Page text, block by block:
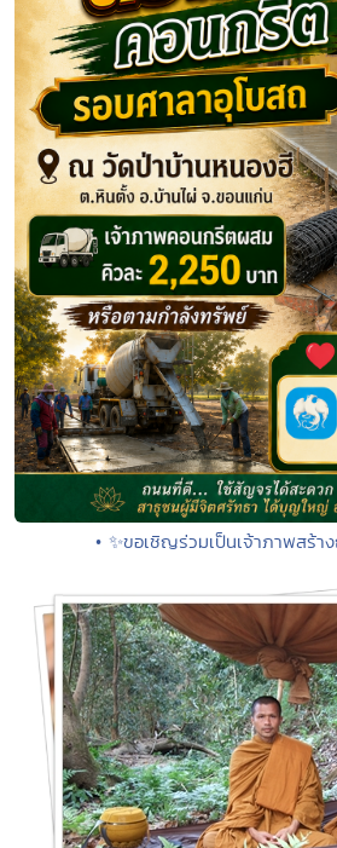
• ✨ขอเชิญร่วมเป็นเจ้าภาพสร้า